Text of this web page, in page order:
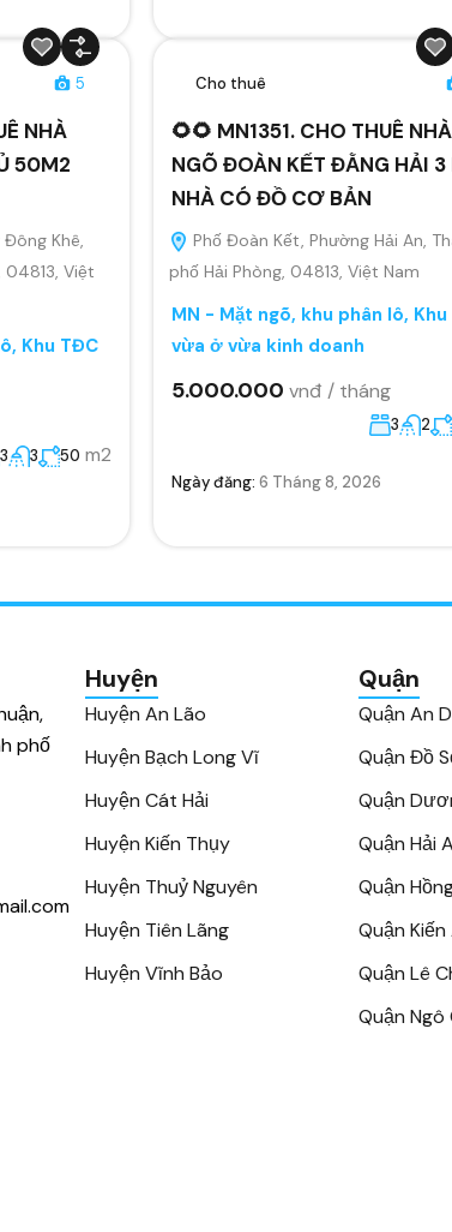
5
NHÀ
50M2
Khê,
04813, Việt
Khu TĐC
3 3 50 m2
Cho thuê
🌻🌻 MN1351. CHO THUÊ
NGÕ ĐOÀN KẾT ĐẰNG HẢI 3
NHÀ CÓ ĐỒ CƠ BẢN
Phố Đoàn Kết, Phường Hải An,
phố Hải Phòng, 04813, Việt Nam
MN - Mặt ngõ, khu phân lô,
vừa ở vừa kinh doanh
5.000.000 vnđ / tháng
3 2
Ngày đăng: 6 Tháng 8, 2026
phố
Huyện
Huyện An Lão
Huyện Bạch Long Vĩ
Huyện Cát Hải
Huyện Kiến Thụy
Huyện Thuỷ Nguyên
Huyện Tiên Lãng
Huyện Vĩnh Bảo
Quận
Quận An
Quận Đồ
Quận
Quận Hải
Quận
Quận Kiến
Quận Lê
Quận Ngô